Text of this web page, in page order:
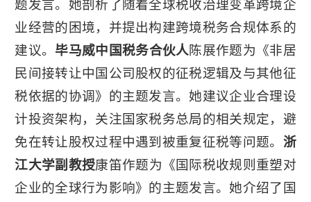
题发言。她剖析了随着全球税收治理变革跨境企
业经营的困境，并提出构建跨境税务合规体系的
建议。 毕马威中国税务合伙人陈展作题为《非居
民间接转让中国公司股权的征税逻辑及与其他征
税依据的协调》的主题发言。她建议企业合理设
计投资架构，关注国家税务总局的相关规定，避
免在转让股权过程中遇到被重复征税等问题。 浙
江大学副教授康笛作题为《国际税收规则重塑对
企业的全球行为影响》的主题发言。她介绍了国